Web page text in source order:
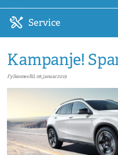
Service
Kampanje!
Fylkesnes Bil, 08, januar 2019